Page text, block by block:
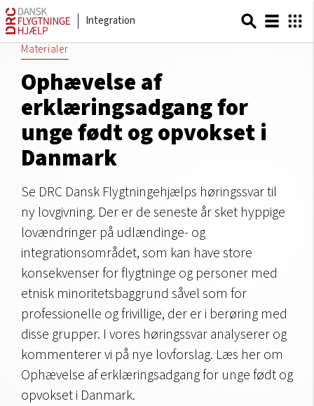
Integration
Materialer
Ophævelse af
erklæringsadgang for
unge født og opvokset i
Danmark
Se DRC Dansk Flygtningehjælps høringssvar til
ny lovgivning. Der er de seneste år sket hyppige
lovændringer på udlændinge- og
integrationsområdet, som kan have store
konsekvenser for flygtninge og personer med
etnisk minoritetsbaggrund såvel som for
professionelle og frivillige, der er i berøring med
disse grupper. I vores høringssvar analyserer og
kommenterer vi på nye lovforslag. Læs her om
Ophævelse af erklæringsadgang for unge født og
opvokset i Danmark.